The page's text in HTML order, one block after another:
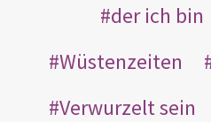
der ich bin
Wüstenzeiten
Verwurzelt sein